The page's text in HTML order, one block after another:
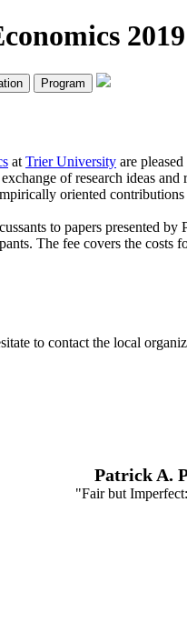
2019
Program
at Trier University are
of research ideas
oriented
to papers presented
The fee covers the costs
to contact the local
Patrick A.
"Fair but